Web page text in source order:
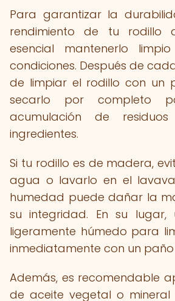
Para garantizar la
rendimiento de tu rodillo
esencial mantenerlo
condiciones. Después de
de limpiar el rodillo con un
secarlo por completo
acumulación de
ingredientes.
Si tu rodillo es de madera,
agua o lavarlo en el
humedad puede dañar la
su integridad. En su lugar,
ligeramente húmedo para
inmediatamente con un paño
Además, es recomendable
de aceite vegetal o